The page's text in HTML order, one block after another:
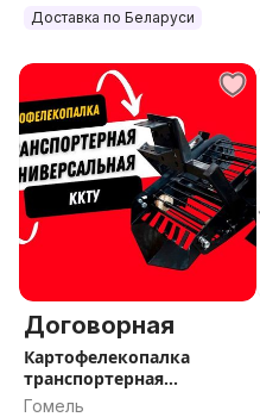
Доставка по Беларуси
Договорная
Картофелекопалка
транспортерная
универсальная ККТУ
Гомель